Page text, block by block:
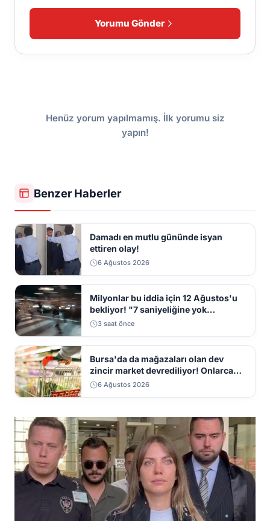
Yorumu Gönder
Henüz yorum yapılmamış. İlk yorumu siz
yapın!
Benzer Haberler
Damadı en mutlu gününde isyan
ettiren olay!
6 Ağustos 2026
Milyonlar bu iddia için 12 Ağustos'u
bekliyor! "7 saniyeliğine yok
kaybolacak"
3 saat önce
Bursa'da da mağazaları olan dev
zincir market devrediliyor! Onlarca
mağaza kapatılacak
6 Ağustos 2026